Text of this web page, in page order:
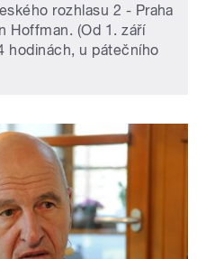
rozhlasu 2 - Praha
Hoffman. (Od 1. září
hodinách, u pátečního